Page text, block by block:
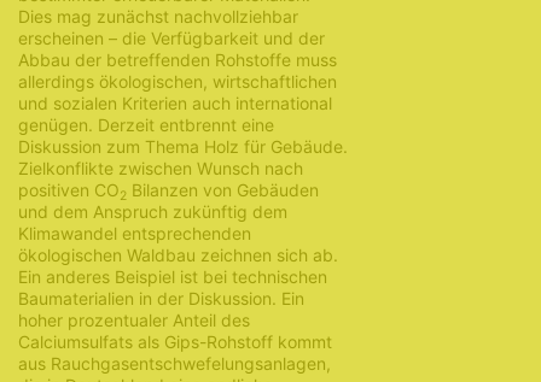
Dies mag zunächst nachvollziehbar
erscheinen – die Verfügbarkeit und der
Abbau der betreffenden Rohstoffe muss
allerdings ökologischen, wirtschaftlichen
und sozialen Kriterien auch international
genügen. Derzeit entbrennt eine
Diskussion zum Thema Holz für Gebäude.
Zielkonflikte zwischen Wunsch nach
positiven CO2 Bilanzen von Gebäuden
und dem Anspruch zukünftig dem
Klimawandel entsprechenden
ökologischen Waldbau zeichnen sich ab.
Ein anderes Beispiel ist bei technischen
Baumaterialien in der Diskussion. Ein
hoher prozentualer Anteil des
Calciumsulfats als Gips-Rohstoff kommt
aus Rauchgasentschwefelungsanlagen,